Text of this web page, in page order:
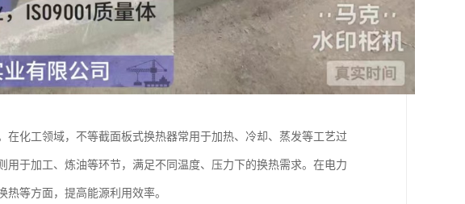
化工领域，不等截面板式换热器常用于加热、冷却、蒸发等工艺过
于加工、炼油等环节，满足不同温度、压力下的换热需求。在电力
等方面，提高能源利用效率。